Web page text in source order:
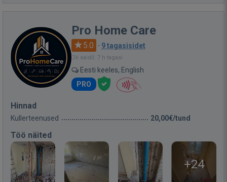
Pro Home Care
5.0 · 9 tagasisidet
Oli saidil: 7 h tagasi
Eesti keeles, English
PRO
Hinnad
Kullerteenused 20,00€/tund
Töö näited
+24